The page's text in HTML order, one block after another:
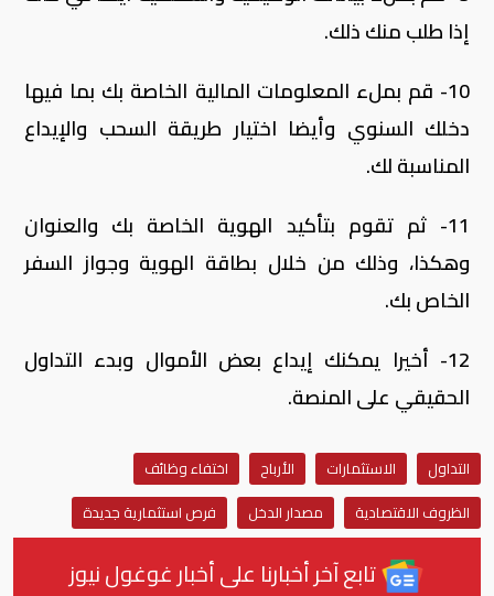
إذا طلب منك ذلك.
10- قم بملء المعلومات المالية الخاصة بك بما فيها
دخلك السنوي وأيضا اختيار طريقة السحب والإيداع
المناسبة لك.
11- ثم تقوم بتأكيد الهوية الخاصة بك والعنوان
وهكذا، وذلك من خلال بطاقة الهوية وجواز السفر
الخاص بك.
12- أخيرا يمكنك إيداع بعض الأموال وبدء التداول
الحقيقي على المنصة.
التداول الاستثمارات الأرباح
اختفاء وظائف
الظروف الاقتصادية
مصدار الدخل فرص استثمارية جديدة
تابع آخر أخبارنا على أخبار غوغول نيوز